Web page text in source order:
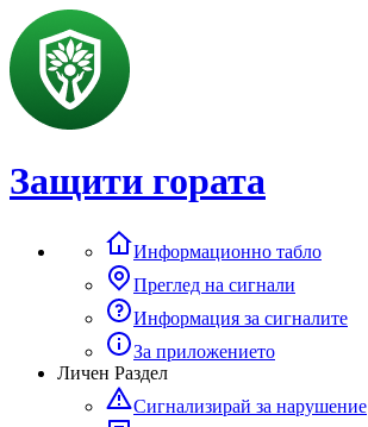
Защити гората
Информационно табло
Преглед на сигнали
Информация за сигналите
За приложението
Личен Раздел
Сигнализирай за нарушение